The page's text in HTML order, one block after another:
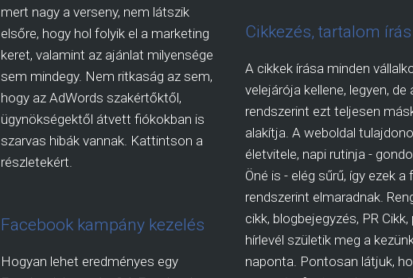
mert nagy a verseny, nem látszik
elsőre, hogy hol folyik el a marketing
keret, valamint az ajánlat milyensége
sem mindegy. Nem ritkaság az sem,
hogy az AdWords szakértőktől,
ügynökségektől átvett fiókokban is
szarvas hibák vannak. Kattintson a
részletekért.
Facebook kampány kezelés
Hogyan lehet eredményes egy
Cikkezés, tartalom írás
A cikkek írása minden
velejárója kellene, legyen, de
rendszerint ezt teljesen
alakítja. A weboldal
életvitele, napi rutinja -
Öné is - elég sűrű, így ezek a
rendszerint elmaradnak.
cikk, blogbejegyzés, PR Cikk,
hírlevél születik meg a
naponta. Pontosan látjuk,